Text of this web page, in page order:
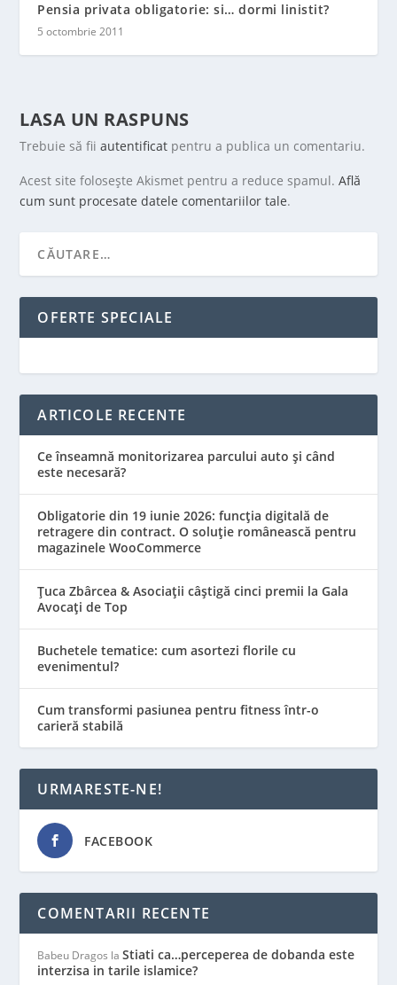
Pensia privata obligatorie: si… dormi linistit?
5 octombrie 2011
LASA UN RASPUNS
Trebuie să fiiautentificat pentru a publica un comentariu.
Acest site folosește Akismet pentru a reduce spamul.Află
cum sunt procesate datele comentariilor tale.
OFERTE SPECIALE
ARTICOLE RECENTE
Ce înseamnă monitorizarea parcului auto și când
este necesară?
Obligatorie din 19 iunie 2026: funcția digitală de
retragere din contract. O soluție românească pentru
magazinele WooCommerce
Țuca Zbârcea & Asociații câștigă cinci premii la Gala
Avocați de Top
Buchetele tematice: cum asortezi florile cu
evenimentul?
Cum transformi pasiunea pentru fitness într-o
carieră stabilă
URMARESTE-NE!
FACEBOOK
COMENTARII RECENTE
Babeu Dragos laStiati ca…perceperea de dobanda este
interzisa in tarile islamice?